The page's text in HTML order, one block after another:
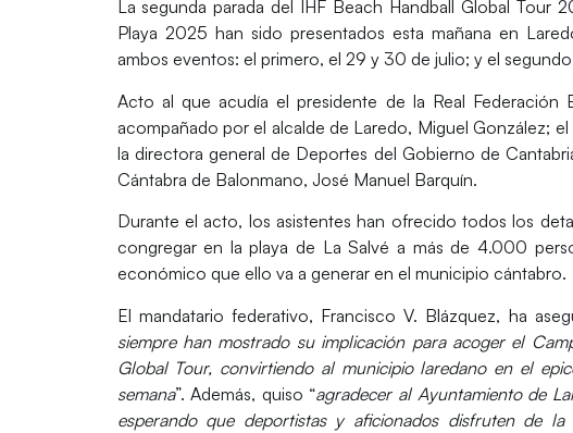
La segunda parada del IHF Beach Handball Global Tour
Playa 2025 han sido presentados esta mañana en
ambos eventos: el primero, el 29 y 30 de julio; y el
Acto al que acudía el presidente de la Real Federación
acompañado por el alcalde de Laredo, Miguel González;
la directora general de Deportes del Gobierno de
Cántabra de Balonmano, José Manuel Barquín.
Durante el acto, los asistentes han ofrecido todos los
congregar en laplaya de La Salvé a más de 4.000
económico que ello va a generar en el municipio cántabro.
El mandatario federativo, Francisco V. Blázquez, ha
siempre han mostrado su implicación para acoger el
Global Tour, convirtiendo al municipio laredano en el
semana”. Además, quiso “agradecer al Ayuntamiento de
esperando que deportistas y aficionados disfruten de